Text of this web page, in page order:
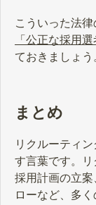
こういった法
「公正な採用選
ておきましょう
まとめ
リクルーティ
す言葉です。
採用計画の立
ローなど、多く